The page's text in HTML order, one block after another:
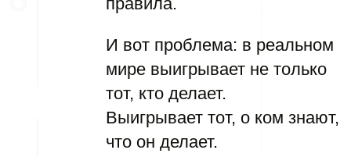
И вот проблема: в реальном
мире выигрывает не только
тот, кто делает.
Выигрывает тот, о ком знают,
что он делает.